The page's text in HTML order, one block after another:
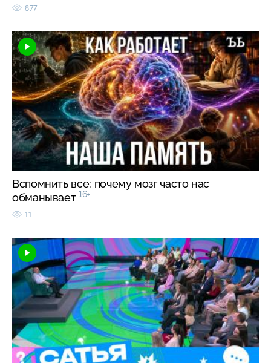
877
Вспомнить все: почему мозг часто нас
обманывает 16+
11